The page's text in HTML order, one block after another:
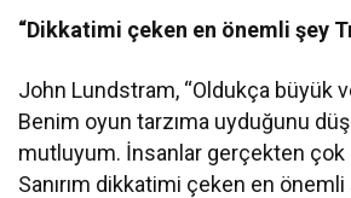
“Dikkatimi çeken en önemli şey
John Lundstram, “Oldukça büyük
Benim oyun tarzıma uyduğunu
mutluyum. İnsanlar gerçekten çok
Sanırım dikkatimi çeken en